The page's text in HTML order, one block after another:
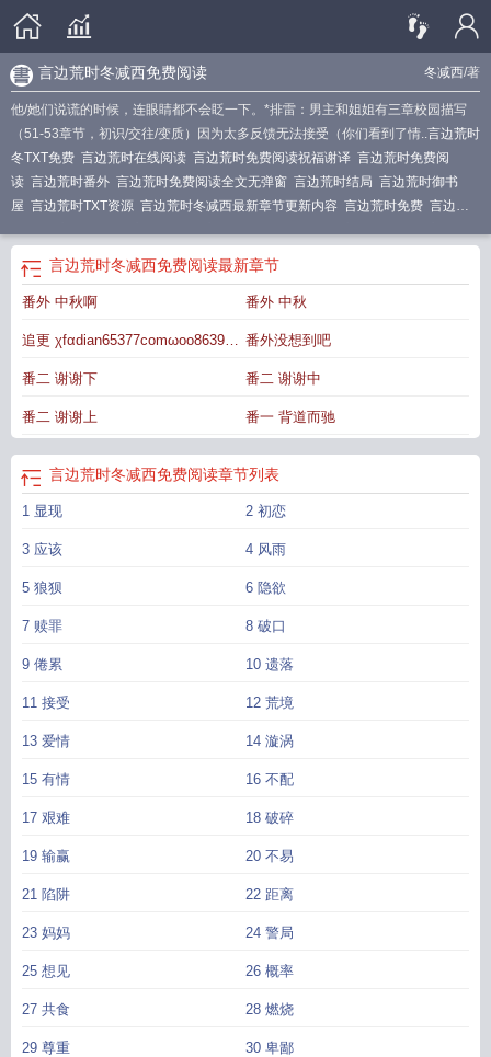
冬减西/著
言边荒时冬减西免费阅读
他/她们说谎的时候，连眼睛都不会眨一下。*排雷：男主和姐姐有三章校园描写
（51-53章节，初识/交往/变质）因为太多反馈无法接受（你们看到了情..言边荒时
冬TXT免费 言边荒时在线阅读 言边荒时免费阅读祝福谢译 言边荒时免费阅
读 言边荒时番外 言边荒时免费阅读全文无弹窗 言边荒时结局 言边荒时御书
屋 言边荒时TXT资源 言边荒时冬减西最新章节更新内容 言边荒时免费 言边荒
冬作者冬减西
言边荒时冬减西免费阅读 言边荒时笔趣阁
男主爱过姐姐吗
什么言边荒时免费全文阅读冬藏西 言边荒时TXT百度
么言边荒时男主喜欢谁啊 言边荒时冬减西笔趣阁 言边荒时冬减西
76言边荒时by冬咸 言边荒时by冬鸦全文阅读
言边荒时冬减西免费阅读最新章节
番外 中秋啊 番外 中秋
追更 χfαdiаn65377cοmωоο86398
υiр
番外没想到吧
番二 谢谢下 番二 谢谢中
番二 谢谢上 番一 背道而驰
言边荒时冬减西免费阅读章节列表
1 显现 2 初恋
3 应该 4 风雨
5 狼狈 6 隐欲
7 赎罪 8 破口
9 倦累 10 遗落
11 接受 12 荒境
13 爱情 14 漩涡
15 有情 16 不配
17 艰难 18 破碎
19 输赢 20 不易
21 陷阱 22 距离
23 妈妈 24 警局
25 想见 26 概率
27 共食 28 燃烧
29 尊重 30 卑鄙